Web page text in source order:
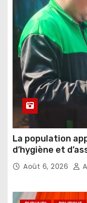
La population
d’hygiène et
Août 6, 2026